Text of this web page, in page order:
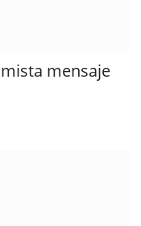
mensaje